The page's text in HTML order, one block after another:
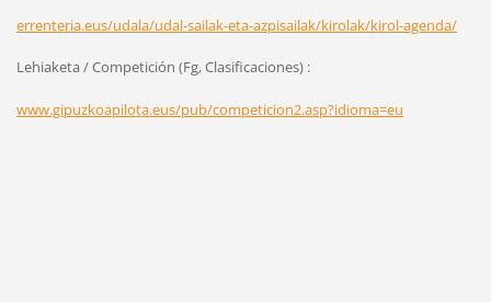
errenteria.eus/udala/udal-sailak-eta-azpisailak/kirolak/kirol-agenda/
Lehiaketa / Competición (Fg, Clasificaciones) :
www.gipuzkoapilota.eus/pub/competicion2.asp?idioma=eu